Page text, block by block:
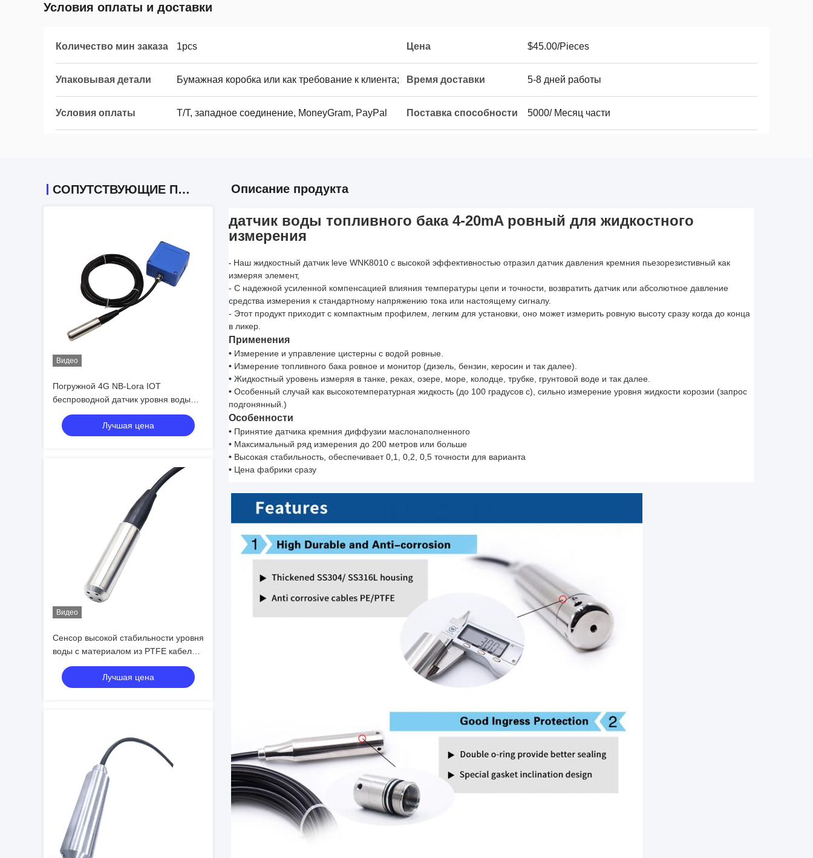
Условия оплаты и доставки
Количество мин заказа 1pcs Цена $45.00/Pieces
Упаковывая детали Бумажная коробка или как требование к клиента; Время доставки 5-8 дней работы
Условия оплаты T/T, западное соединение, MoneyGram, PayPal Поставка способности 5000/ Месяц части
СОПУТСТВУЮЩИЕ ПРОДУКТЫ
Видео
Погружной 4G NB-Lora IOT
беспроводной датчик уровня воды
для мониторинга резервуаров
Лучшая цена
Видео
Сенсор высокой стабильности уровня
воды с материалом из PTFE кабеля и
0,25% FS / год
Лучшая цена
Описание продукта
датчик воды топливного бака 4-20mA ровный для жидкостного
измерения
- Наш жидкостный датчик leve WNK8010 с высокой эффективностью отразил датчик давления кремния пьезорезистивный как
измеряя элемент,
- С надежной усиленной компенсацией влияния температуры цепи и точности, возвратить датчик или абсолютное давление
средства измерения к стандартному напряжению тока или настоящему сигналу.
- Этот продукт приходит с компактным профилем, легким для установки, оно может измерить ровную высоту сразу когда до конца
в ликер.
Применения
• Измерение и управление цистерны с водой ровные.
• Измерение топливного бака ровное и монитор (дизель, бензин, керосин и так далее).
• Жидкостный уровень измеряя в танке, реках, озере, море, колодце, трубке, грунтовой воде и так далее.
• Особенный случай как высокотемпературная жидкость (до 100 градусов c), сильно измерение уровня жидкости корозии (запрос
подгонянный.)
Особенности
• Принятие датчика кремния диффузии маслонаполненного
• Максимальный ряд измерения до 200 метров или больше
• Высокая стабильность, обеспечивает 0,1, 0,2, 0,5 точности для варианта
• Цена фабрики сразу